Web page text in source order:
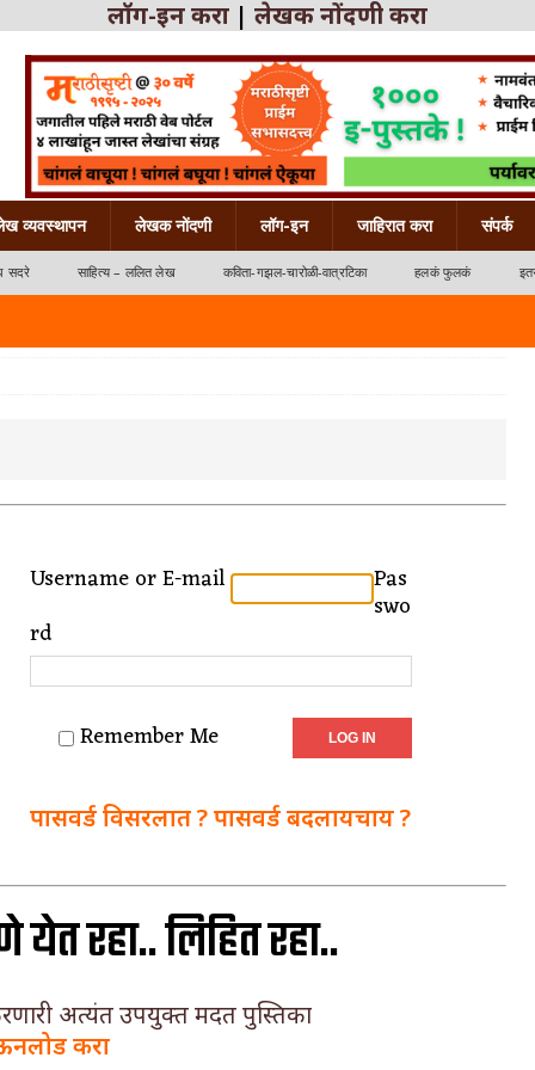
लॉग-इन करा | लेखक नोंदणी करा
व्यवस्थापन लेखक नोंदणी लॉग-इन जाहिरात करा संपर्क
सदरे साहित्य – ललित लेख कविता-गझल-चारोळी-वात्रटिका हलकं फुलकं
युवा-विश्व
Username or E-mail Pas
swo
rd
Remember Me
पासवर्ड विसरलात ? पासवर्ड बदलायचाय ?
रहा.. लिहित रहा..
अत्यंत उपयुक्त मदत पुस्तिका
करा